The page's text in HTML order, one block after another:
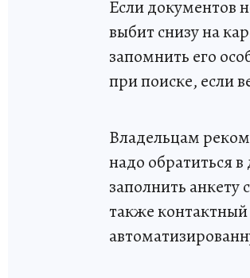
Если документов
выбит снизу на
запомнить его
при поиске, если
Владельцам
надо обратиться
заполнить анкету
также